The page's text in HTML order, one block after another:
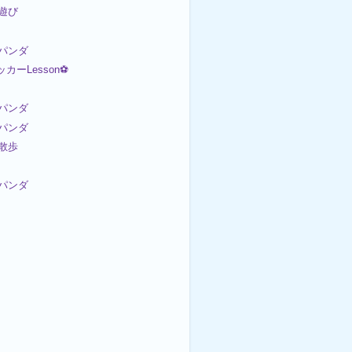
び
ンダ
カーLesson⚽
ンダ
ンダ
歩
ンダ